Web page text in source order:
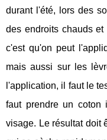
durant l'été, lors des
des endroits chauds
c'est qu'on peut
mais aussi sur les
l'application, il faut le
faut prendre un
visage. Le résultat doit